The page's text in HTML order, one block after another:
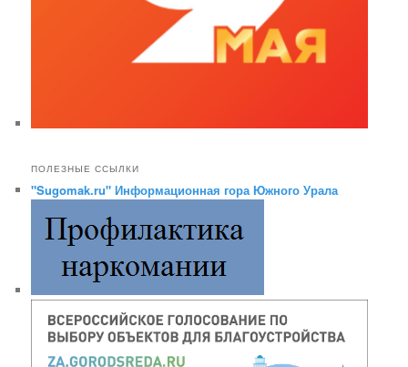
ПОЛЕЗНЫЕ ССЫЛКИ
"Sugomak.ru" Информационная гора Южного Урала